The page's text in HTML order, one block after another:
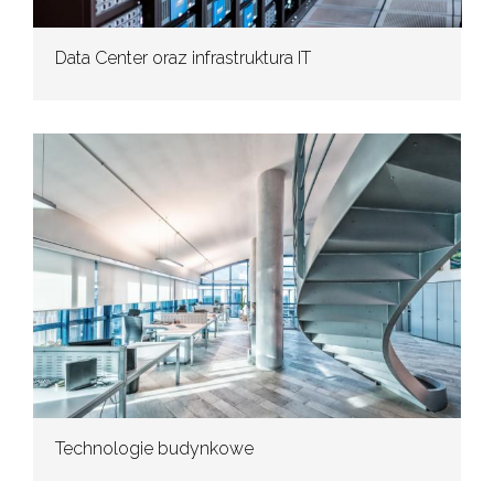
Data Center oraz infrastruktura IT
Technologie budynkowe